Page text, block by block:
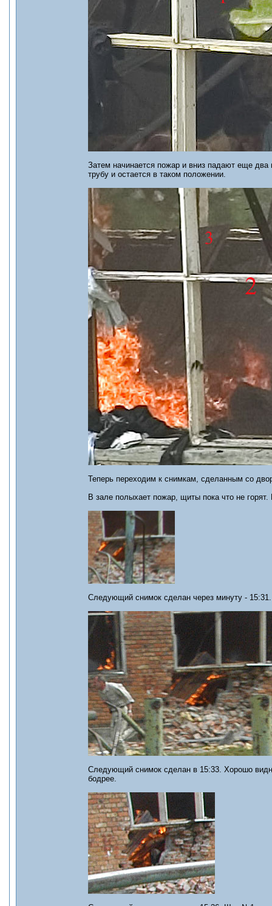
Затем начинается пожар и вниз падают еще
трубу и остается в таком положении.
Теперь переходим к снимкам, сделанным со
В зале полыхает пожар, щиты пока что не
Следующий снимок сделан через минуту -
Следующий снимок сделан в 15:33. Хорошо
бодрее.